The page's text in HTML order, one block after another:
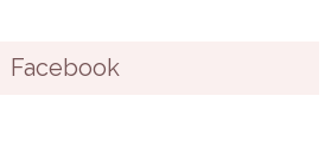
Facebook